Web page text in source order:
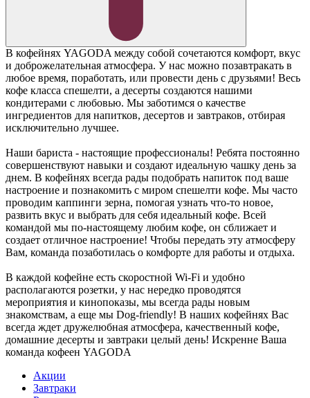
В кофейнях YAGODA между собой сочетаются комфорт, вкус
и доброжелательная атмосфера. У нас можно позавтракать в
любое время, поработать, или провести день с друзьями! Весь
кофе класса спешелти, а десерты создаются нашими
кондитерами с любовью. Мы заботимся о качестве
ингредиентов для напитков, десертов и завтраков, отбирая
исключительно лучшее.
Наши бариста - настоящие профессионалы! Ребята постоянно
совершенствуют навыки и создают идеальную чашку день за
днем. В кофейнях всегда рады подобрать напиток под ваше
настроение и познакомить с миром спешелти кофе. Мы часто
проводим каппинги зерна, помогая узнать что-то новое,
развить вкус и выбрать для себя идеальный кофе. Всей
командой мы по-настоящему любим кофе, он сближает и
создает отличное настроение! Чтобы передать эту атмосферу
Вам, команда позаботилась о комфорте для работы и отдыха.
В каждой кофейне есть скоростной Wi-Fi и удобно
располагаются розетки, у нас нередко проводятся
мероприятия и кинопоказы, мы всегда рады новым
знакомствам, а еще мы Dog-friendly! В наших кофейнях Вас
всегда ждет дружелюбная атмосфера, качественный кофе,
домашние десерты и завтраки целый день! Искренне Ваша
команда кофеен YAGODA
Акции
Завтраки